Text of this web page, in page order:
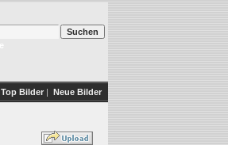
Top Bilder | Neue Bilder